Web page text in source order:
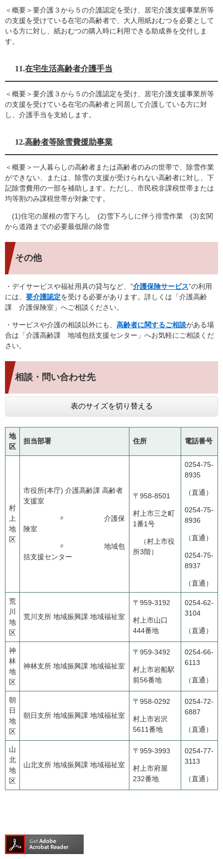
＜概要＞要介護３から５の介護認定を受け、居宅介護支援事業所等
の支援を受けている在宅の高齢者で、大人用紙おむつを必要として
いる方に対し、紙おむつの購入時に利用できる助成券を交付しま
す。
11.在宅生活高齢者介護手当
＜概要＞要介護３から５の介護認定を受け、居宅介護支援事業所等
の支援を受けている在宅の高齢者と同居して介護している方に対
し、介護手当を支給します。
12.高齢者等除雪費援助事業
＜概要＞一人暮らしの高齢者または高齢者のみの世帯で、除雪作業
ができない、または、除雪の支援が受けられない高齢者に対し、下
記除雪費用の一部を補助します。ただし、市民税非課税世帯または
均等割のみ課税世帯が対象です。
(1)住宅の屋根の雪下ろし (2)雪下ろしに伴う排雪作業 (3)玄関
から道路までの必要最低限の除雪
その他
・デイサービスや福祉用具の貸与など、”介護保険サービス”の利用
には、 要介護認定を受ける必要があります。詳しくは「介護高齢
課 介護保険室」へご相談ください。
・サービスや介護の相談以外にも、 高齢者に関するご相談がある場
合は「介護高齢課 地域包括支援センター」へお気軽にご相談くだ
さい。
相談・問い合わせ先
表のサイズを切り替える
地
区
担当部署 住所 電話番号
村
上
地
区
市役所(本庁) 介護高齢課 高齢者
支援室
〃 介護保
険室
〃 地域包
括支援センター
〒958-8501
村上市三之町
1番1号
（村上市役
所3階）
0254-75-
8935
（直通）
0254-75-
8936
（直通）
0254-75-
8937
（直通）
荒
川
地
区
荒川支所 地域振興課 地域福祉室
〒959-3192
村上市山口
444番地
0254-62-
3104
（直通）
神
林
地
区
神林支所 地域振興課 地域福祉室
〒959-3492
村上市岩船駅
前56番地
0254-66-
6113
（直通）
朝
日
地
区
朝日支所 地域振興課 地域福祉室
〒958-0292
村上市岩沢
5611番地
0254-72-
6887
（直通）
山
北
地
区
山北支所 地域振興課 地域福祉室
〒959-3993
村上市府屋
232番地
0254-77-
3113
（直通）